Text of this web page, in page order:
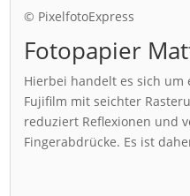
© PixelfotoExpress
Fotopapier
Hierbei handelt es sich um
Fujifilm mit seichter
reduziert Reflexionen und
Fingerabdrücke. Es ist